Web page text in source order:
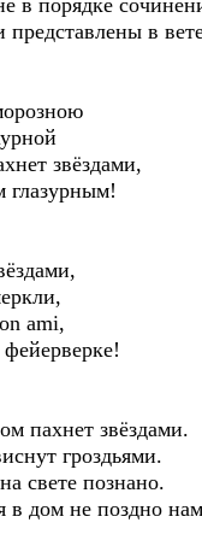
в порядке
представлены в
звёздами,
глазурным!
ami,
пахнет звёздами.
гроздьями.
свете познано.
в дом не поздно